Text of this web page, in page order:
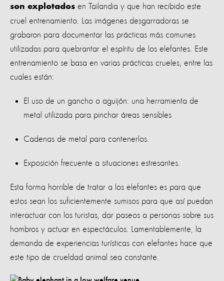
son explotados en Tailandia y que han recibido este
cruel entrenamiento. Las imágenes desgarradoras se
grabaron para documentar las prácticas más comunes
utilizadas para quebrantar el espíritu de los elefantes. Este
entrenamiento se basa en varias prácticas crueles, entre las
cuales están:
El uso de un gancho o aguijón: una herramienta de
metal utilizada para pinchar áreas sensibles
Cadenas de metal para contenerlos.
Exposición frecuente a situaciones estresantes.
Esta forma horrible de tratar a los elefantes es para que
estos sean los suficientemente sumisos para que así puedan
interactuar con los turistas, dar paseos a personas sobre sus
hombros y actuar en espectáculos. Lamentablemente, la
demanda de experiencias turísticas con elefantes hace que
este tipo de crueldad animal sea constante.